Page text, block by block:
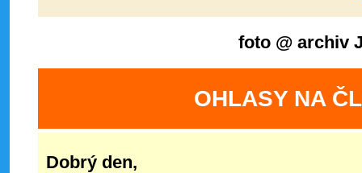
foto @ archiv
OHLASY NA
Dobrý den,